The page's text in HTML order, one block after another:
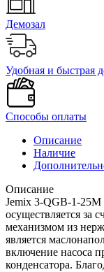
Демозал
Удобная и быстрая
Способы оплаты
Описание
Наличие
Описание
Jemix 3-QGB-1-25M
осуществляется за
механизмом из
является
включение насоса
конденсатора.